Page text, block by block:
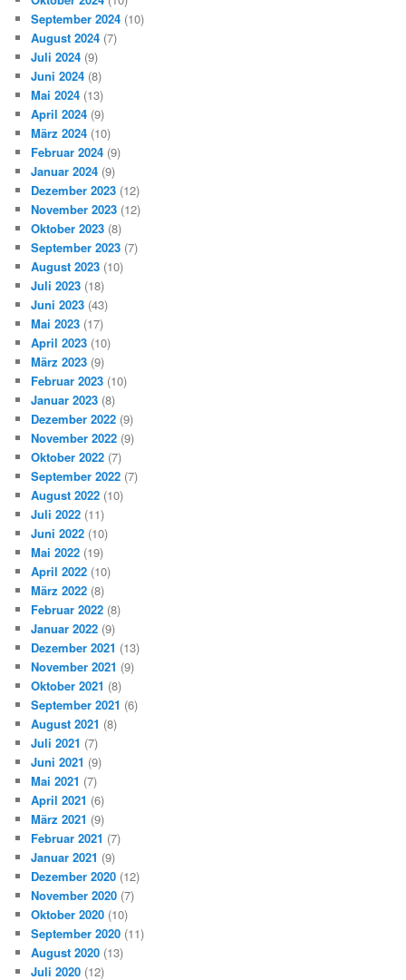
September 2024 (10)
August 2024 (7)
Juli 2024 (9)
Juni 2024 (8)
Mai 2024 (13)
April 2024 (9)
März 2024 (10)
Februar 2024 (9)
Januar 2024 (9)
Dezember 2023 (12)
November 2023 (12)
Oktober 2023 (8)
September 2023 (7)
August 2023 (10)
Juli 2023 (18)
Juni 2023 (43)
Mai 2023 (17)
April 2023 (10)
März 2023 (9)
Februar 2023 (10)
Januar 2023 (8)
Dezember 2022 (9)
November 2022 (9)
Oktober 2022 (7)
September 2022 (7)
August 2022 (10)
Juli 2022 (11)
Juni 2022 (10)
Mai 2022 (19)
April 2022 (10)
März 2022 (8)
Februar 2022 (8)
Januar 2022 (9)
Dezember 2021 (13)
November 2021 (9)
Oktober 2021 (8)
September 2021 (6)
August 2021 (8)
Juli 2021 (7)
Juni 2021 (9)
Mai 2021 (7)
April 2021 (6)
März 2021 (9)
Februar 2021 (7)
Januar 2021 (9)
Dezember 2020 (12)
November 2020 (7)
Oktober 2020 (10)
September 2020 (11)
August 2020 (13)
Juli 2020 (12)